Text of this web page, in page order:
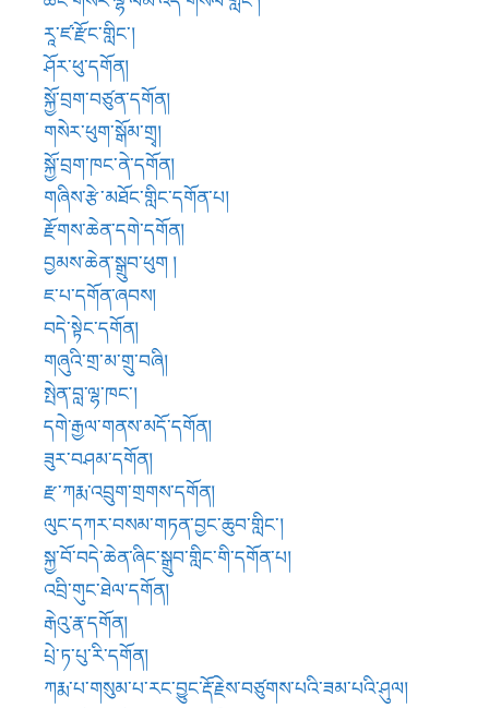
ཇ་པ་དགོན་ཞབས།
བདེ་སྟེང་དགོན།
གཞུའི་གྲ་མ་གྲུ་བཞི།
སྤེན་བླ་ལྷ་ཁང་།
དགེ་རྒྱལ་གནས་མདོ་དགོན།
ཟུར་བཤམ་དགོན།
རྫ་ཀརྨ་འབྲུག་གྲགས་དགོན།
ལུང་དཀར་བསམ་གཏན་བྱང་ཆུབ་གླིང་།
སྐྱ་བོ་བདེ་ཆེན་ཞིང་སྒྲུབ་གླིང་གི་དགོན་པ།
འབྲི་གུང་ཐེལ་དགོན།
རྒེའུ་རྣ་དགོན།
པྲེ་ཏ་པུ་རི་དགོན།
ཀརྨ་པ་གསུམ་པ་རང་བྱུང་རྡོ་རྗེས་བཙུགས་པའི་ཟམ་པའི་ཤུལ།
ཇ་དགོན་འགྲོ་ཕན་ཀུན་ཁྱབ་གླིང་།
གདན་ས་མཐིལ།
དཔལ་སྤུངས་བཙུན་དགོན།
བྱ་འོང་དགོན།
གནས་མདོ་ཆུ་བརྒྱད་བཙུན་དགོན།
རྫོང་ཤོད།
སྡོམ་ཁའི་གནས་མདོ་དགོན།
དྷཱིཿཕུ་དགོན།
དཔལ་ཆེན་རྒྭ་ལོ་དགོན་མཁའ་སྤྱོད་ཐར་པའི་གླིང་།